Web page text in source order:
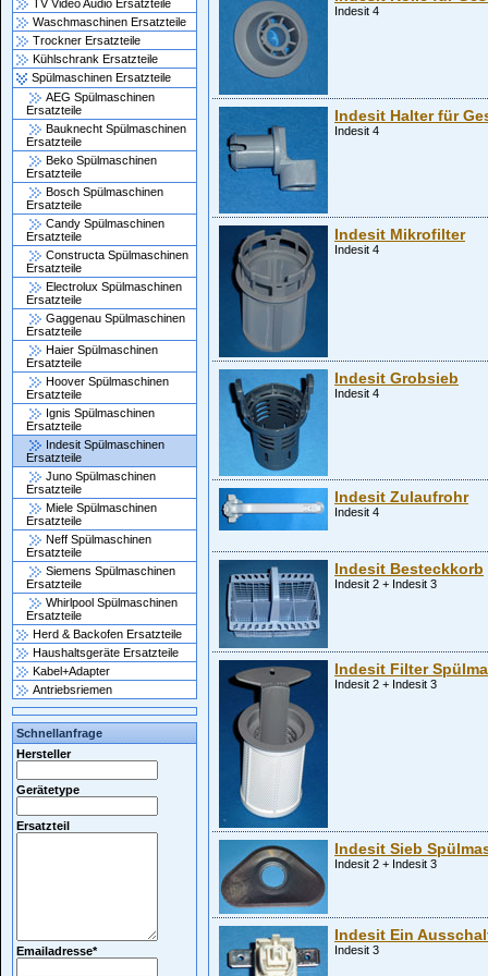
TV Video Audio Ersatzteile
Waschmaschinen Ersatzteile
Trockner Ersatzteile
Kühlschrank Ersatzteile
Spülmaschinen Ersatzteile
AEG Spülmaschinen
Ersatzteile
Bauknecht Spülmaschinen
Ersatzteile
Beko Spülmaschinen
Ersatzteile
Bosch Spülmaschinen
Ersatzteile
Candy Spülmaschinen
Ersatzteile
Constructa Spülmaschinen
Ersatzteile
Electrolux Spülmaschinen
Ersatzteile
Gaggenau Spülmaschinen
Ersatzteile
Haier Spülmaschinen
Ersatzteile
Hoover Spülmaschinen
Ersatzteile
Ignis Spülmaschinen
Ersatzteile
Indesit Spülmaschinen
Ersatzteile
Juno Spülmaschinen
Ersatzteile
Miele Spülmaschinen
Ersatzteile
Neff Spülmaschinen
Ersatzteile
Siemens Spülmaschinen
Ersatzteile
Whirlpool Spülmaschinen
Ersatzteile
Herd & Backofen Ersatzteile
Haushaltsgeräte Ersatzteile
Kabel+Adapter
Antriebsriemen
Schnellanfrage
Hersteller
Gerätetype
Ersatzteil
Emailadresse*
Indesit 4
Indesit Halter für
Indesit 4
Indesit Mikrofilter
Indesit 4
Indesit Grobsieb
Indesit 4
Indesit Zulaufrohr
Indesit 4
Indesit Besteckkorb
Indesit 2 + Indesit 3
Indesit Filter
Indesit 2 + Indesit 3
Indesit Sieb
Indesit 2 + Indesit 3
Indesit Ein
Indesit 3